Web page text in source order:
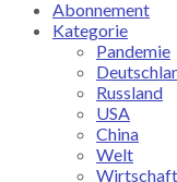
Abonnement
Kategorie
Pandemie
Russland
USA
China
Welt
Wirtschaft